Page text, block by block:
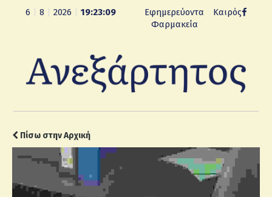
6 8 2026 19:23:09
Εφημερεύοντα
Φαρμακεία
Καιρός
Πίσω στην Αρχική